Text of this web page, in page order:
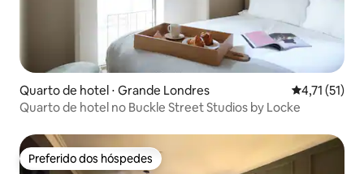
Quarto de hotel ⋅ Grande Londres 4,71 de uma
4,71 (51)
Quarto de hotel no Buckle Street Studios by Locke
Preferido dos hóspedes
Preferido dos hóspedes